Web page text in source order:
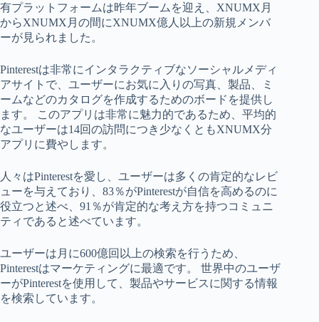
有プラットフォームは昨年ブームを迎え、XNUMX月
からXNUMX月の間にXNUMX億人以上の新規メンバ
ーが見られました。
Pinterestは非常にインタラクティブなソーシャルメディ
アサイトで、ユーザーにお気に入りの写真、製品、ミ
ームなどのカタログを作成するためのボードを提供し
ます。 このアプリは非常に魅力的であるため、平均的
なユーザーは14回の訪問につき少なくともXNUMX分
アプリに費やします。
人々はPinterestを愛し、ユーザーは多くの肯定的なレビ
ューを与えており、83％がPinterestが自信を高めるのに
役立つと述べ、91％が肯定的な考え方を持つコミュニ
ティであると述べています。
ユーザーは月に600億回以上の検索を行うため、
Pinterestはマーケティングに最適です。 世界中のユーザ
ーがPinterestを使用して、製品やサービスに関する情報
を検索しています。